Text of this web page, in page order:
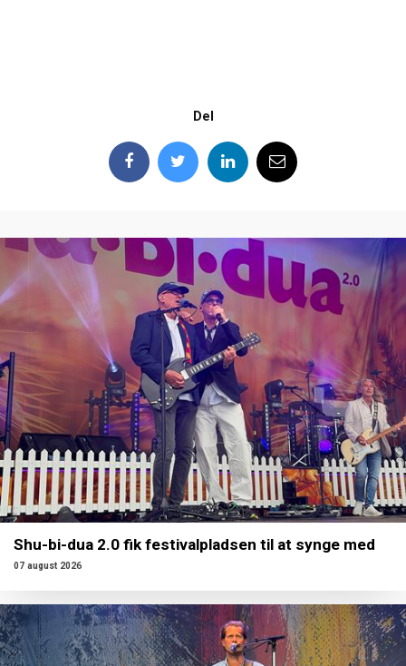
Del
Shu-bi-dua 2.0 fik festivalpladsen til at synge med
07 august 2026